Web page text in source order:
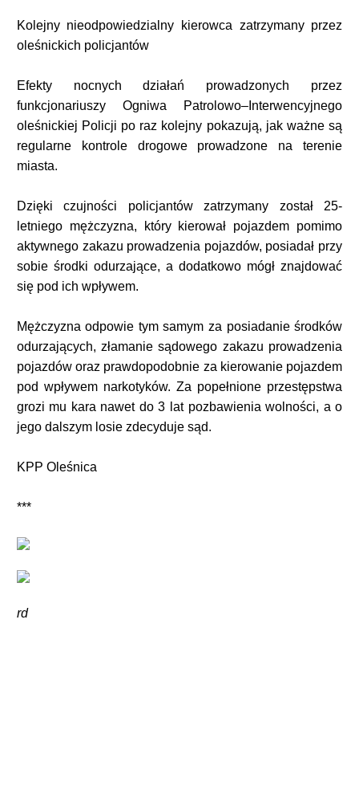
Kolejny nieodpowiedzialny kierowca zatrzymany przez
oleśnickich policjantów
Efekty nocnych działań prowadzonych przez
funkcjonariuszy Ogniwa Patrolowo–Interwencyjnego
oleśnickiej Policji po raz kolejny pokazują, jak ważne są
regularne kontrole drogowe prowadzone na terenie
miasta.
Dzięki czujności policjantów zatrzymany został 25-
letniego mężczyzna, który kierował pojazdem pomimo
aktywnego zakazu prowadzenia pojazdów, posiadał przy
sobie środki odurzające, a dodatkowo mógł znajdować
się pod ich wpływem.
Mężczyzna odpowie tym samym za posiadanie środków
odurzających, złamanie sądowego zakazu prowadzenia
pojazdów oraz prawdopodobnie za kierowanie pojazdem
pod wpływem narkotyków. Za popełnione przestępstwa
grozi mu kara nawet do 3 lat pozbawienia wolności, a o
jego dalszym losie zdecyduje sąd.
KPP Oleśnica
***
rd